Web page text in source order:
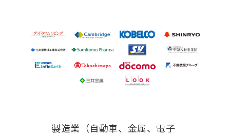
製造業（自動車、金属、電子